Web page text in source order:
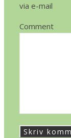
via e-mail
Comment